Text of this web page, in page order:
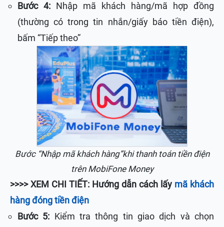
Bước 4: Nhập mã khách hàng/mã hợp đồng
(thường có trong tin nhắn/giấy báo tiền điện),
bấm “Tiếp theo”
Bước “Nhập mã khách hàng”khi thanh toán tiền điện
trên MobiFone Money
>>>> XEM CHI TIẾT: Hướng dẫn cách lấy mã khách
hàng đóng tiền điện
Bước 5: Kiểm tra thông tin giao dịch và chọn